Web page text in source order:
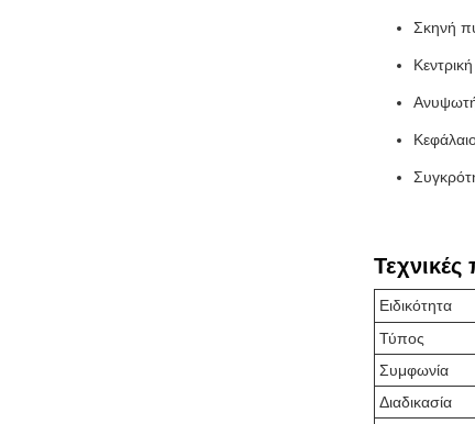
Σκηνή
Ειδικότητα
Τύπος
Συμφωνία
Διαδικασία